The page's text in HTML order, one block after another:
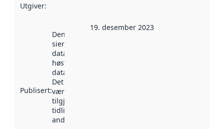
Utgiver:
Publisert:
Denne datoen
sier når
datasettet ble
høstet av
data.norge.no.
Det kan ha
vært
tilgjengelig
tidligere
andre steder.
19. desember 2023